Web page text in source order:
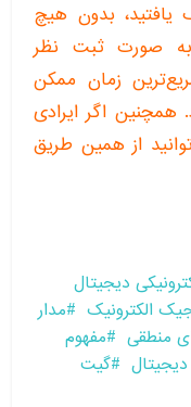
بدون هیچ
به صورت ثبت نظر
زمان ممکن
اگر ایرادی
از همین طریق
دیجیتال
الکترونیک
مدار
منطقی
مفهوم
گیت